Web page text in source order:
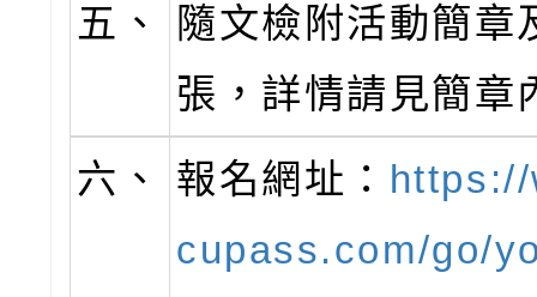
五、
隨文檢附活動簡章
張，詳情請見簡章
六、
報名網址：
cupass.com/go/